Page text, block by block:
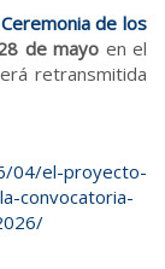
Ceremonia de los
de mayo en el
retransmitida
04/el-proyecto-
convocatoria-